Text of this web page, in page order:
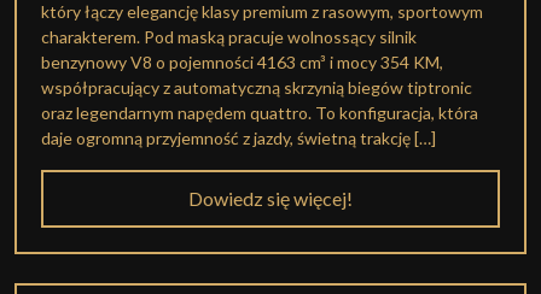
który łączy elegancję klasy premium z rasowym, sportowym
charakterem. Pod maską pracuje wolnossący silnik
benzynowy V8 o pojemności 4163 cm³ i mocy 354 KM,
współpracujący z automatyczną skrzynią biegów tiptronic
oraz legendarnym napędem quattro. To konfiguracja, która
daje ogromną przyjemność z jazdy, świetną trakcję […]
Dowiedz się więcej!